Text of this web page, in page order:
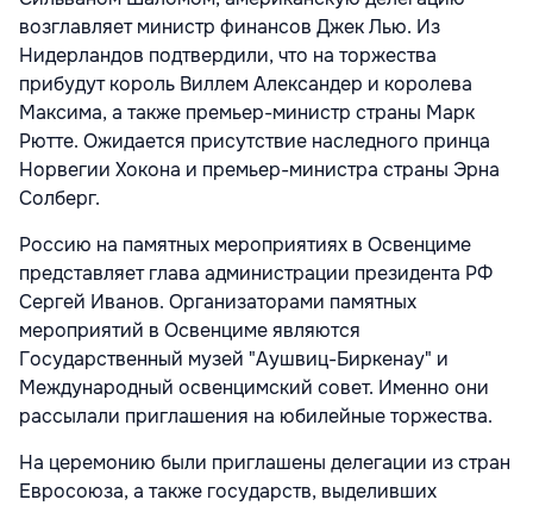
возглавляет министр финансов Джек Лью. Из
Нидерландов подтвердили, что на торжества
прибудут король Виллем Александер и королева
Максима, а также премьер-министр страны Марк
Рютте. Ожидается присутствие наследного принца
Норвегии Хокона и премьер-министра страны Эрна
Солберг.
Россию на памятных мероприятиях в Освенциме
представляет глава администрации президента РФ
Сергей Иванов. Организаторами памятных
мероприятий в Освенциме являются
Государственный музей "Аушвиц-Биркенау" и
Международный освенцимский совет. Именно они
рассылали приглашения на юбилейные торжества.
На церемонию были приглашены делегации из стран
Евросоюза, а также государств, выделивших